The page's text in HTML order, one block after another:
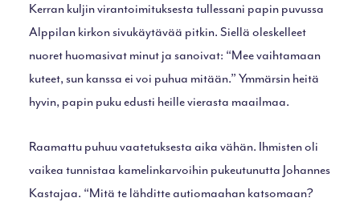
Kerran kuljin virantoimituksesta tullessani papin puvussa
Alppilan kirkon sivukäytävää pitkin. Siellä oleskelleet
nuoret huomasivat minut ja sanoivat: “Mee vaihtamaan
kuteet, sun kanssa ei voi puhua mitään.” Ymmärsin heitä
hyvin, papin puku edusti heille vierasta maailmaa.
Raamattu puhuu vaatetuksesta aika vähän. Ihmisten oli
vaikea tunnistaa kamelinkarvoihin pukeutunutta Johannes
Kastajaa. “Mitä te lähditte autiomaahan katsomaan?